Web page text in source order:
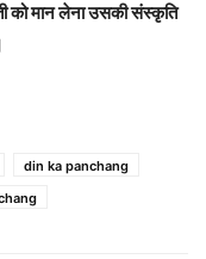
को मान लेना उसकी संस्कृति
din ka panchang